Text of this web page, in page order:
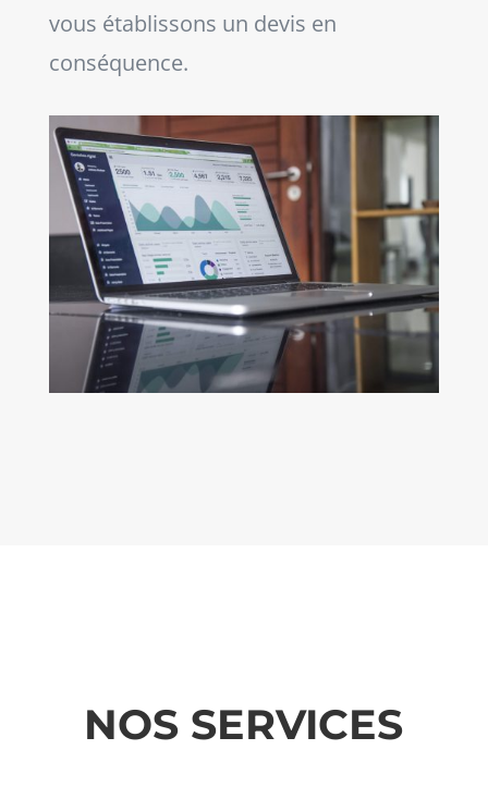
vous établissons un devis en
conséquence.
NOS SERVICES